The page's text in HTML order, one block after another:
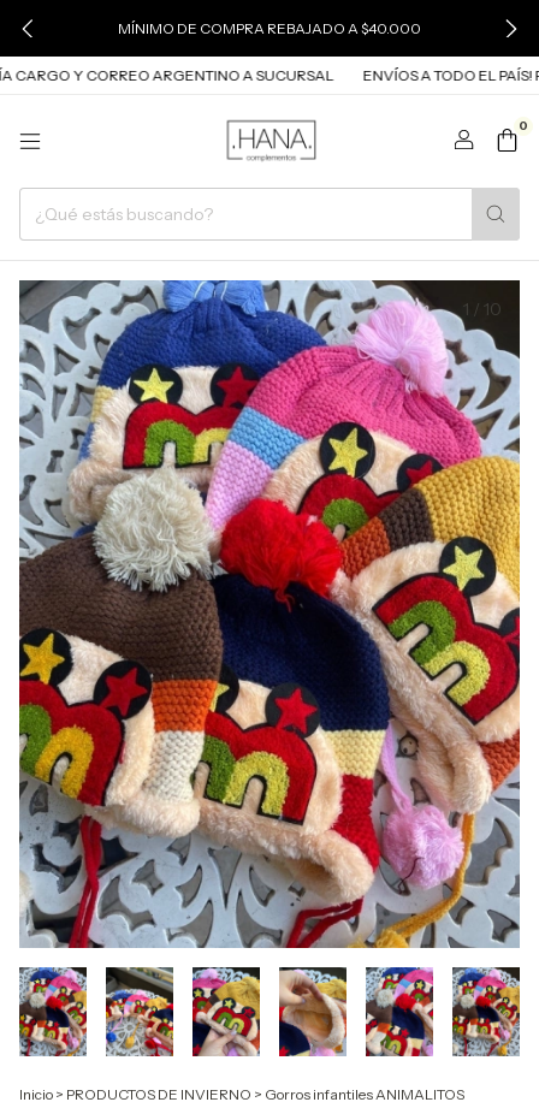
MÍNIMO DE COMPRA REBAJADO A $40.000
Y CORREO ARGENTINO A SUCURSAL ENVÍOS A TODO EL PAÍS!
0
1 / 10
Inicio > PRODUCTOS DE INVIERNO > Gorros infantiles ANIMALITOS